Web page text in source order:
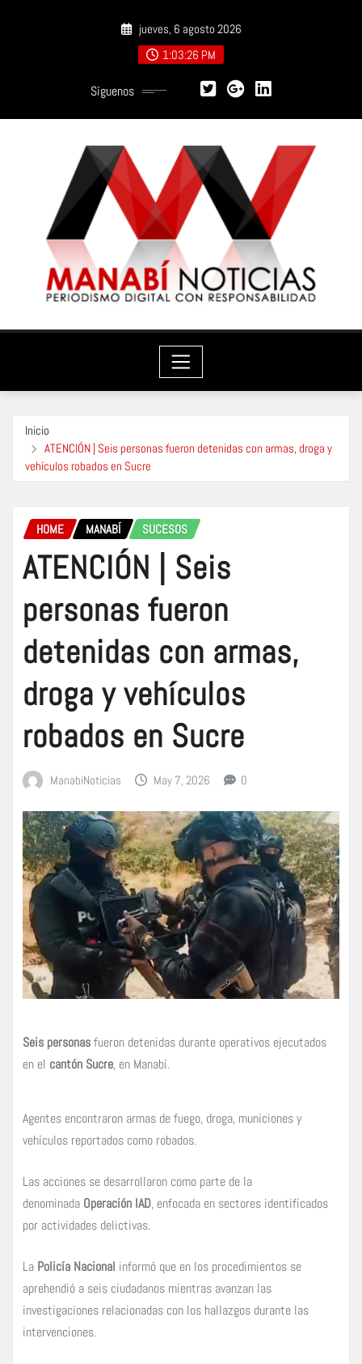
jueves, 6 agosto 2026
1:03:27 PM
Síguenos
Inicio
ATENCIÓN | Seis personas fueron detenidas con armas, droga y
vehículos robados en Sucre
HOME MANABÍ SUCESOS
ATENCIÓN | Seis
personas fueron
detenidas con armas,
droga y vehículos
robados en Sucre
ManabiNoticias May 7, 2026 0
Seis personasfueron detenidas durante operativos ejecutados
en el cantón Sucre, en Manabí.
Agentes encontraron armas de fuego, droga, municiones y
vehículos reportados como robados.
Las acciones se desarrollaron como parte de la
denominada Operación IAD, enfocada en sectores identificados
por actividades delictivas.
La Policía Nacional informó que en los procedimientos se
aprehendió a seis ciudadanos mientras avanzan las
investigaciones relacionadas con los hallazgos durante las
intervenciones.